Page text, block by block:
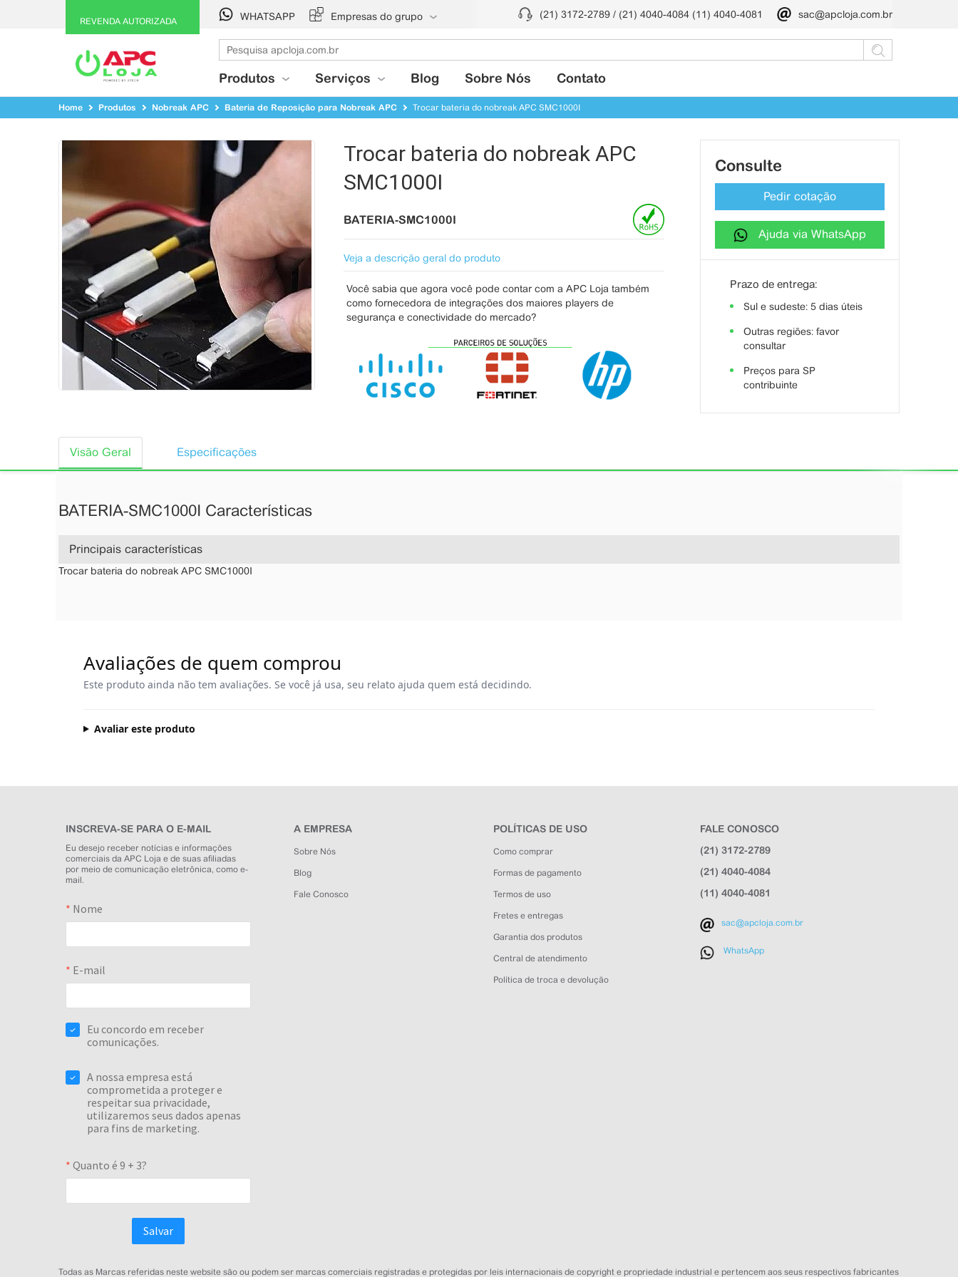
REVENDA AUTORIZADA WHATSAPP Empresas do grupo (21) 3172-2789 / (21) 4040-4084 (11) 4040-4081 sac@apcloja.com.br
Produtos Serviços Blog Sobre Nós Contato
Home Produtos Nobreak APC Bateria de Reposição para Nobreak APC Trocar bateria do nobreak APC SMC1000I
Trocar bateria do nobreak APC
SMC1000I
BATERIA-SMC1000I
Veja a descrição geral do produto
Você sabia que agora você pode contar com a APC Loja também
como fornecedora de integrações dos maiores players de
segurança e conectividade do mercado?
Consulte
Pedir cotação
Ajuda via WhatsApp
Prazo de entrega:
Sul e sudeste: 5 dias úteis
Outras regiões: favor
consultar
Preços para SP
contribuinte
Visão Geral Especificações
BATERIA-SMC1000I Características
Principais características
Trocar bateria do nobreak APC SMC1000I
Avaliações de quem comprou
Este produto ainda não tem avaliações. Se você já usa, seu relato ajuda quem está decidindo.
Avaliar este produto
INSCREVA-SE PARA O E-MAIL
Eu desejo receber notícias e informações
comerciais da APC Loja e de suas afiliadas
por meio de comunicação eletrônica, como e-
mail.
A EMPRESA
Sobre Nós
Blog
Fale Conosco
POLÍTICAS DE USO
Como comprar
Formas de pagamento
Termos de uso
Fretes e entregas
Garantia dos produtos
Central de atendimento
Política de troca e devolução
FALE CONOSCO
(21) 3172-2789
(21) 4040-4084
(11) 4040-4081
sac@apcloja.com.br
WhatsApp
Todas as Marcas referidas neste website são ou podem ser marcas comerciais registradas e protegidas por leis internacionais de copyright e propriedade industrial e pertencem aos seus respectivos fabricantes
Iniciar conversa